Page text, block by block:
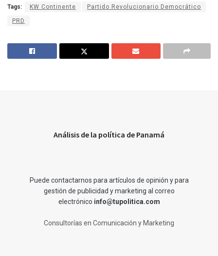
Tags: KW Continente Partido Revolucionario Democrático
PRD
Análisis de la política de Panamá
Puede contactarnos para artículos de opinión y para
gestión de publicidad y marketing al correo
electrónico info@tupolitica.com
Consultorías en Comunicación y Marketing